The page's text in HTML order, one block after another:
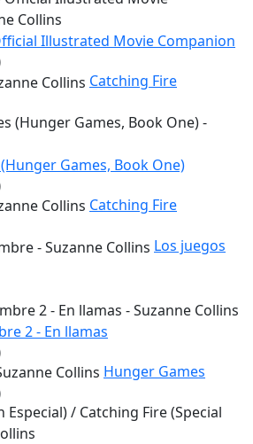
Illustrated Movie Companion
Catching Fire
Games, Book One)
Catching Fire
Los juegos
2 - En llamas
Hunger Games